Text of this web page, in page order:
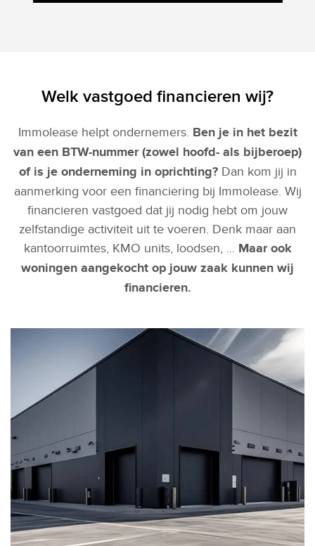
Welk vastgoed financieren wij?
Immolease helpt ondernemers. Ben je in het bezit
van een BTW-nummer (zowel hoofd- als bijberoep)
of is je onderneming in oprichting?Dan kom jij in
aanmerking voor een financiering bij Immolease. Wij
financieren vastgoed dat jij nodig hebt om jouw
zelfstandige activiteit uit te voeren. Denk maar aan
kantoorruimtes, KMO units, loodsen, ... Maar ook
woningen aangekocht op jouw zaak kunnen wij
financieren.